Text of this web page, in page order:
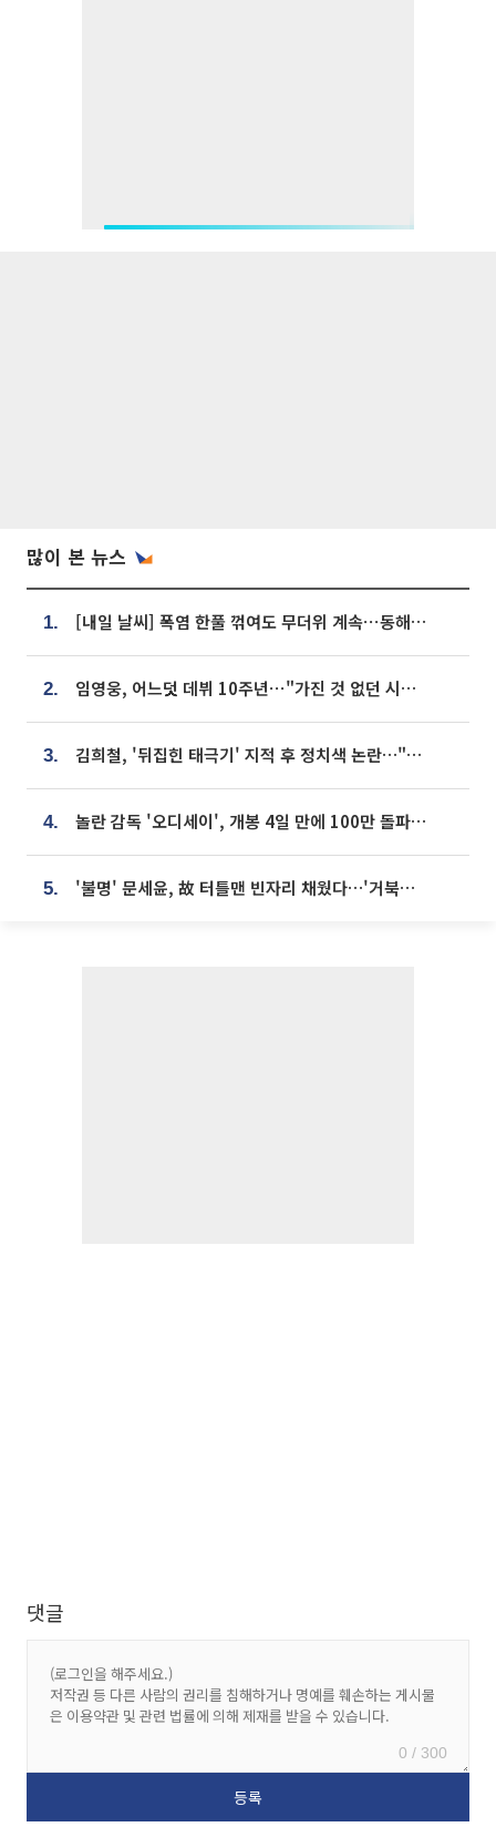
많이 본 뉴스
1. [내일 날씨] 폭염 한풀 꺾여도 무더위 계속⋯동해안 이틀 연속 비
2. 임영웅, 어느덧 데뷔 10주년⋯"가진 것 없던 시절, 내 앞엔 20명의 팬뿐"
3. 김희철, '뒤집힌 태극기' 지적 후 정치색 논란…"좌우 떠나 우리나라 국기"
4. 놀란 감독 '오디세이', 개봉 4일 만에 100만 돌파⋯'왕사남' 보다 빠르다
5. '불명' 문세윤, 故 터틀맨 빈자리 채웠다…'거북이' 눈물의 최종 우승
댓글
0 / 300